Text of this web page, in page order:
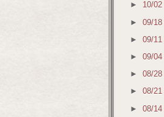
► 10/
►09/
►09/
►09/04
►08/
►08/
►08/14